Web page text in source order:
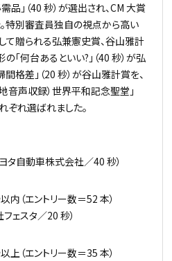
品」（40 秒）が選出され、CM 大賞
特別審査員独自の視点から高い
て贈られる弘兼憲史賞、谷山雅計
「何台あるといい?」（40 秒）が弘
格差」（20 秒）が谷山雅計賞を、
音声収録）世界平和記念聖堂」
ぞれ選ばれました。
タ自動車株式会社／40 秒）
内（エントリー数＝52 本）
ェスタ／20 秒）
上（エントリー数＝35 本）